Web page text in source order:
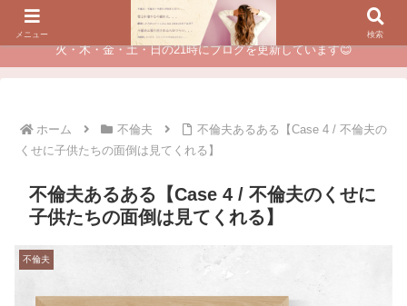
夫に不倫されたつらい経験が、あなたのチャンスに変わるカウンセリング
火・木・金・土・日の21時にブログを更新しています😊
ホーム 不倫夫
不倫夫あるある【Case 4 / 不倫夫の
くせに子供たちの面倒は見てくれる】
不倫夫あるある【Case 4 / 不倫夫のくせに
子供たちの面倒は見てくれる】
不倫夫
メニュー 検索